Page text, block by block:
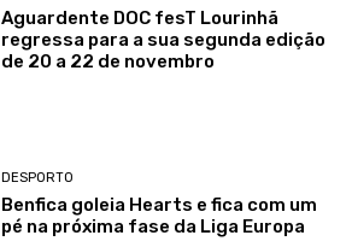
Aguardente DOC fesT Lourinhã
regressa para a sua segunda edição
de 20 a 22 de novembro
DESPORTO
Benfica goleia Hearts e fica com um
pé na próxima fase da Liga Europa